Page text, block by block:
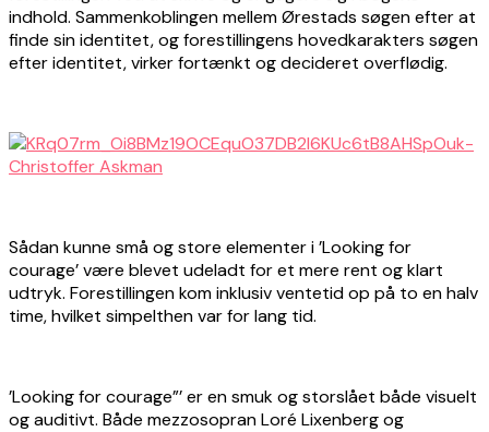
indhold. Sammenkoblingen mellem Ørestads søgen efter at
finde sin identitet, og forestillingens hovedkarakters søgen
efter identitet, virker fortænkt og decideret overflødig.
Sådan kunne små og store elementer i ’Looking for
courage’ være blevet udeladt for et mere rent og klart
udtryk. Forestillingen kom inklusiv ventetid op på to en halv
time, hvilket simpelthen var for lang tid.
’Looking for courage”’ er en smuk og storslået både visuelt
og auditivt. Både mezzosopran Loré Lixenberg og